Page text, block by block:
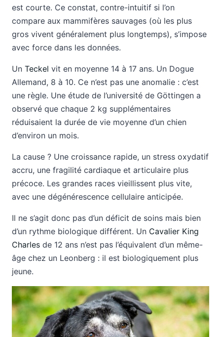
est courte. Ce constat, contre-intuitif si l’on
compare aux mammifères sauvages (où les plus
gros vivent généralement plus longtemps), s’impose
avec force dans les données.
Un Teckel vit en moyenne 14 à 17 ans. Un Dogue
Allemand, 8 à 10. Ce n’est pas une anomalie : c’est
une règle. Une étude de l’université de Göttingen a
observé que chaque 2 kg supplémentaires
réduisaient la durée de vie moyenne d’un chien
d’environ un mois.
La cause ? Une croissance rapide, un stress oxydatif
accru, une fragilité cardiaque et articulaire plus
précoce. Les grandes races vieillissent plus vite,
avec une dégénérescence cellulaire anticipée.
Il ne s’agit donc pas d’un déficit de soins mais bien
d’un rythme biologique différent. Un Cavalier King
Charles de 12 ans n’est pas l’équivalent d’un même-
âge chez un Leonberg : il est biologiquement plus
jeune.